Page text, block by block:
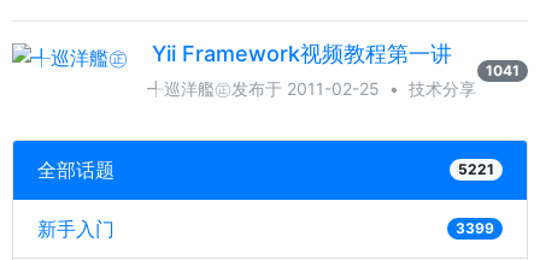
Yii Framework视频教程第一讲
╃巡洋艦㊣发布于 2011-02-25 • 技术分享
1041
全部话题 5221
新手入门 3399